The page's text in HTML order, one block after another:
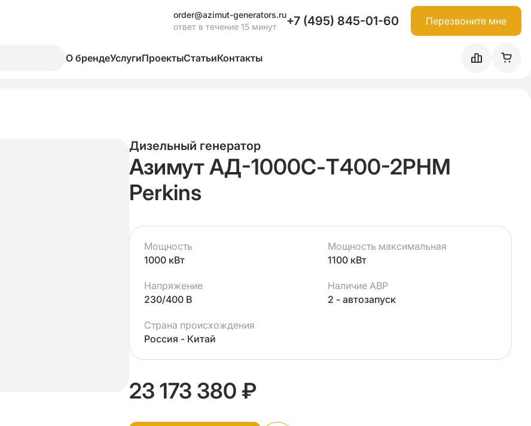
order@azimut-generators.ru
ответ в течение 15 минут
+7 (495) 845-01-60 Перезвоните мне
О брендеУслугиПроектыСтатьиКонтакты
Дизельный генератор
Азимут АД-1000С-Т400-2РНМ
Perkins
Мощность
1000 кВт
Мощность максимальная
1100 кВт
Напряжение
230/400 В
Наличие АВР
2 - автозапуск
Страна происхождения
Россия - Китай
23 173 380 ₽